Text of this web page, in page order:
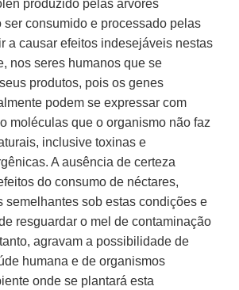
produzido pelas árvores
ser consumido e processado pelas
a causar efeitos indesejáveis nestas
nos seres humanos que se
produtos, pois os genes
podem se expressar com
moléculas que o organismo não faz
inclusive toxinas e
A ausência de certeza
do consumo de néctares,
semelhantes sob estas condições e
resguardar o mel de contaminação
agravam a possibilidade de
humana e de organismos
onde se plantará esta